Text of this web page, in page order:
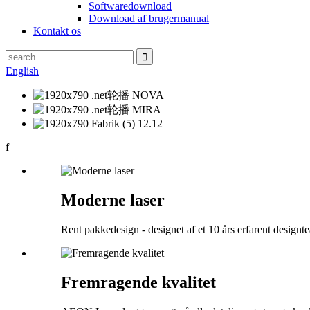
Softwaredownload
Download af brugermanual
Kontakt os
English
f
Moderne laser
Rent pakkedesign - designet af et 10 års erfarent
Fremragende kvalitet